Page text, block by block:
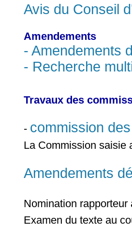
Avis du Conseil
Amendements
- Amendements
- Recherche
Travaux des
- commission
La Commission saisie
Amendements
Nomination
Examen du texte au